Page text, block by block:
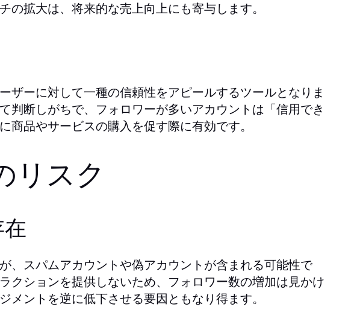
の拡大は、将来的な売上向上にも寄与します。
ザーに対して一種の信頼性をアピールするツールとなりま
判断しがちで、フォロワーが多いアカウントは「信用でき
商品やサービスの購入を促す際に有効です。
リスク
、スパムアカウントや偽アカウントが含まれる可能性で
クションを提供しないため、フォロワー数の増加は見かけ
ントを逆に低下させる要因ともなり得ます。